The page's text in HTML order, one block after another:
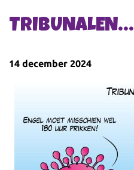
TRIBUNALEN…
14 december 2024